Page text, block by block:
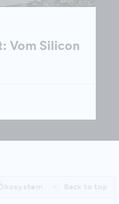
Vom Silicon
Back to top